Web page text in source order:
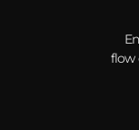
flow